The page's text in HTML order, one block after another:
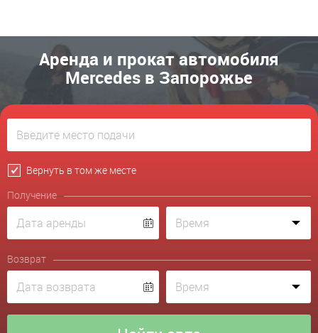
Аренда и прокат автомобиля
Mercedes в Запорожье
Вернуть в том же месте
Получение
Возврат